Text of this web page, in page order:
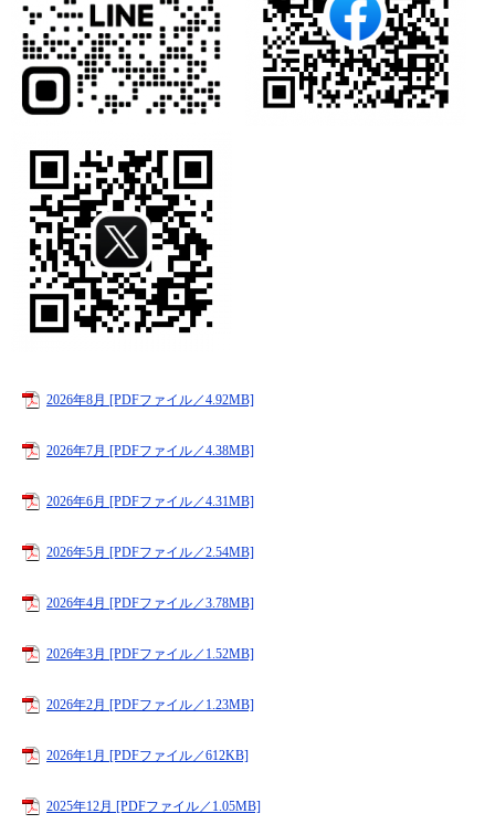
2026年8月 [PDFファイル／4.92MB]
2026年7月 [PDFファイル／4.38MB]
2026年6月 [PDFファイル／4.31MB]
2026年5月 [PDFファイル／2.54MB]
2026年4月 [PDFファイル／3.78MB]
2026年3月 [PDFファイル／1.52MB]
2026年2月 [PDFファイル／1.23MB]
2026年1月 [PDFファイル／612KB]
2025年12月 [PDFファイル／1.05MB]